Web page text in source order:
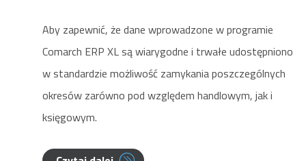
Aby zapewnić, że dane wprowadzone w programie
Comarch ERP XL są wiarygodne i trwałe udostępniono
w standardzie możliwość zamykania poszczególnych
okresów zarówno pod względem handlowym, jak i
księgowym.